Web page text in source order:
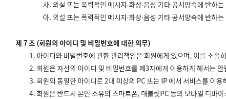
사. 외설 또는 폭력적인 메시지∙화상∙음성 기타 공서양속에 반하
아. 외설 또는 폭력적인 메시지∙화상∙음성 기타 공서양속에 반하
제 7 조 (회원의 아이디 및 비밀번호에 대한 의무)
1. 아이디와 비밀번호에 관한 관리책임은 회원에게 있으며, 이를 소홀
2. 회원은 자신의 아이디 및 비밀번호를 제3자에게 이용하게 해서는 안
3. 회원의 동일한 아이디로 2대 이상의 PC 또는 IP 에서 서비스를 이
4. 회원은 반드시 본인 소유의 스마트폰, 태블릿PC 등의 모바일 디바